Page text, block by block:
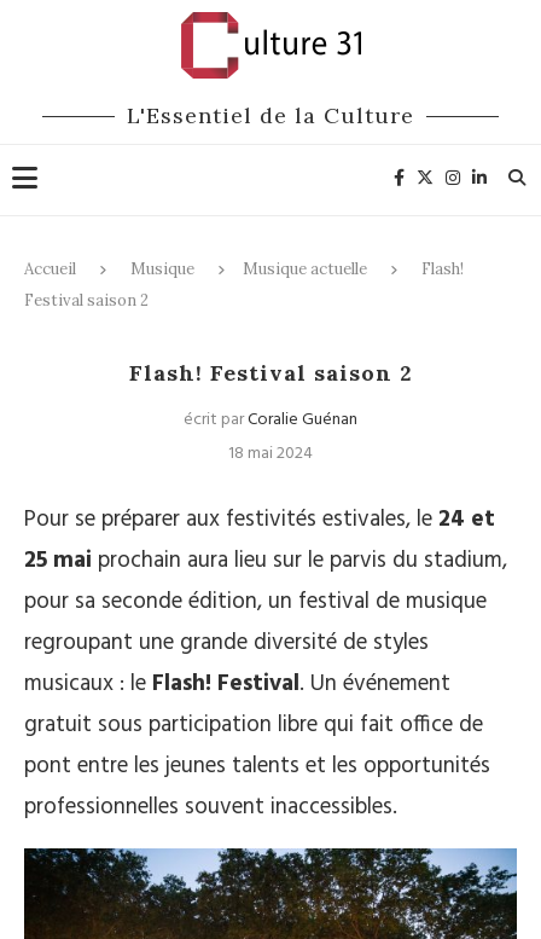
L'Essentiel de la Culture
Accueil Musique Musique actuelle
Flash!
Festival saison 2
Flash! Festival saison 2
écrit parCoralie Guénan
18 mai 2024
Pour se préparer aux festivités estivales, le 24 et
25 mai prochain aura lieu sur le parvis du stadium,
pour sa seconde édition, un festival de musique
regroupant une grande diversité de styles
musicaux : le Flash! Festival. Un événement
gratuit sous participation libre qui fait office de
pont entre les jeunes talents et les opportunités
professionnelles souvent inaccessibles.